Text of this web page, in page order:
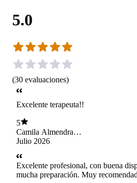
5.0
(30 evaluaciones)
Excelente terapeuta!!
5
Camila Almendras
Zapata
Julio 2026
Excelente profesional, con buena
mucha preparación. Muy